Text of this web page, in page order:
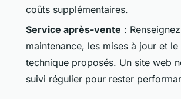
coûts supplémentaires.
Service après-vente :
maintenance, les mises à jour et
technique proposés. Un site web
suivi régulier pour rester